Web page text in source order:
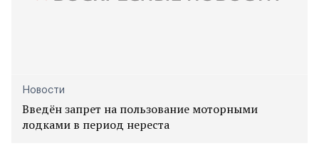
Новости
Введён запрет на пользование моторными
лодками в период нереста